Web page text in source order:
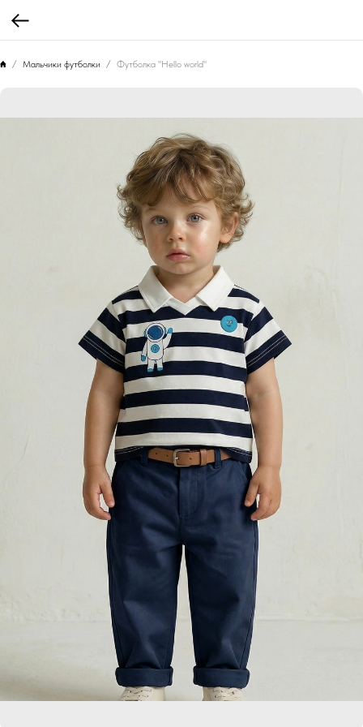
Мальчики футболки Футболка "Hello world"